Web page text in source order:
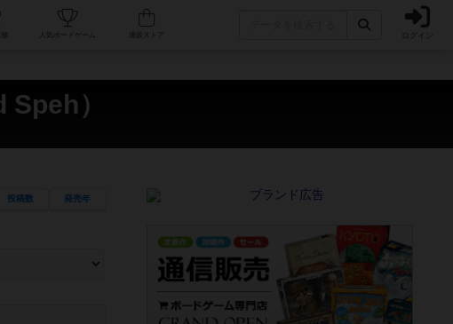
人気ボードゲーム ログイン
）
投稿数 発売年
ことができます。マニュアルを読む時間や参加者へのルール説明時間は含まれていないため、初めて
を理解できるよう、中世ファンタジー・クッキング・海賊同士の対決など、ゲームコンセプトを絞
ムです。主にボードゲームに慣れている方向けの絞込機能です。例えば「ダイスロール」はランダ